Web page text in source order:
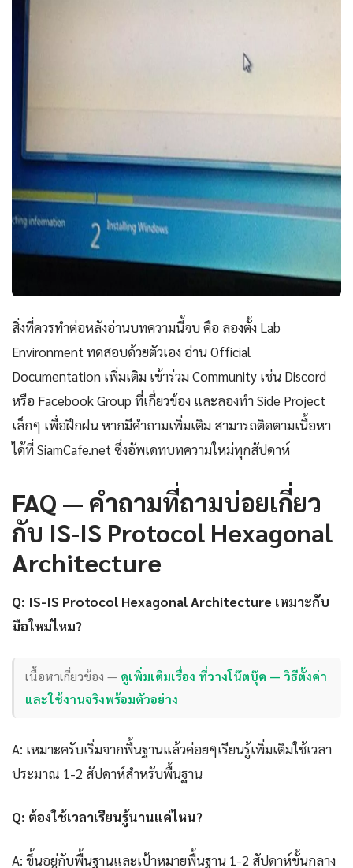
สิ่งที่ควรทำต่อหลังอ่านบทความนี้จบ คือ ลองตั้ง Lab
Environment ทดสอบด้วยตัวเอง อ่าน Official
Documentation เพิ่มเติม เข้าร่วม Community เช่น Discord
หรือ Facebook Group ที่เกี่ยวข้อง และลองทำ Side Project
เล็กๆ เพื่อฝึกฝน หากมีคำถามเพิ่มเติม สามารถติดตามเนื้อหา
ได้ที่ SiamCafe.net ซึ่งอัพเดทบทความใหม่ทุกสัปดาห์
FAQ — คำถามที่ถามบ่อยเกี่ยว
กับ IS-IS Protocol Hexagonal
Architecture
Q: IS-IS Protocol Hexagonal Architecture เหมาะกับ
มือใหม่ไหม?
เนื้อหาเกี่ยวข้อง — ดูเพิ่มเติมเรื่อง ที่วางโน๊ตบุ๊ค — วิธีตั้งค่า
และใช้งานจริงพร้อมตัวอย่าง
A: เหมาะครับเริ่มจากพื้นฐานแล้วค่อยๆเรียนรู้เพิ่มเติมใช้เวลา
ประมาณ 1-2 สัปดาห์สำหรับพื้นฐาน
Q: ต้องใช้เวลาเรียนรู้นานแค่ไหน?
A: ขึ้นอยู่กับพื้นฐานและเป้าหมายพื้นฐาน 1-2 สัปดาห์ขั้นกลาง